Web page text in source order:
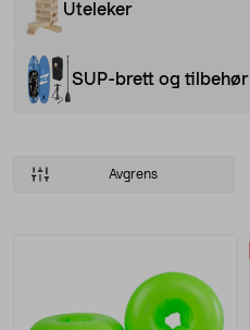
Uteleker
SUP-brett og tilbehør
Avgrens